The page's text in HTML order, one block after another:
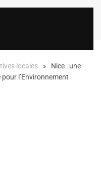
locales
Nice : une
l’Environnement